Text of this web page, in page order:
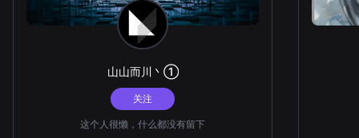
山山而川丶①
关注
这个人很懒，什么都没有留下